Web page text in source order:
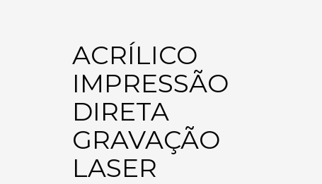
ACRÍLICO
IMPRESSÃO
DIRETA
GRAVAÇÃO
LASER